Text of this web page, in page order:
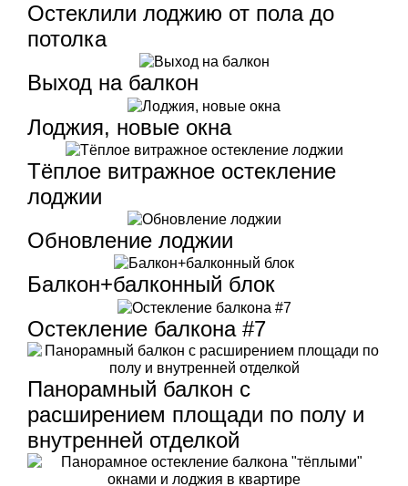
Остеклили лоджию от пола до
потолка
Выход на балкон
Лоджия, новые окна
Тёплое витражное остекление
лоджии
Обновление лоджии
Балкон+балконный блок
Остекление балкона #7
Панорамный балкон с
расширением площади по полу и
внутренней отделкой